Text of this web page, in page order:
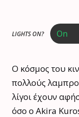
LIGHTS ON?
Ο κόσμος του
πολλούς
λίγοι έχουν
όσο ο Akira